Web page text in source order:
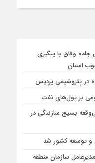
برای جاده وفاق با پیگیری
استان
بر پول‌های نفت
بسیج سازندگی در
و توسعه کشور شد
سازمان منطقه